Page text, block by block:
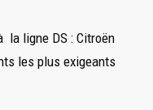
la ligne DS : Citroën
les plus exigeants